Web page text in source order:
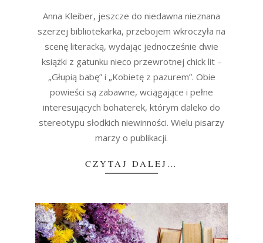
19Anna Kleiber, jeszcze do niedawna nieznana
szerzej bibliotekarka, przebojem wkroczyła na
scenę literacką, wydając jednocześnie dwie
książki z gatunku nieco przewrotnej chick lit –
„Głupią babę” i „Kobietę z pazurem”. Obie
powieści są zabawne, wciągające i pełne
interesujących bohaterek, którym daleko do
stereotypu słodkich niewinności. Wielu pisarzy
marzy o publikacji.
CZYTAJ DALEJ…